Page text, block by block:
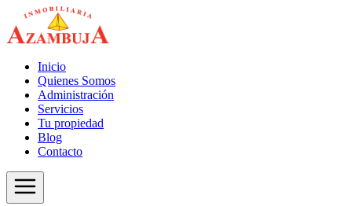
Inicio
Quienes Somos
Administración
Servicios
Tu propiedad
Blog
Contacto